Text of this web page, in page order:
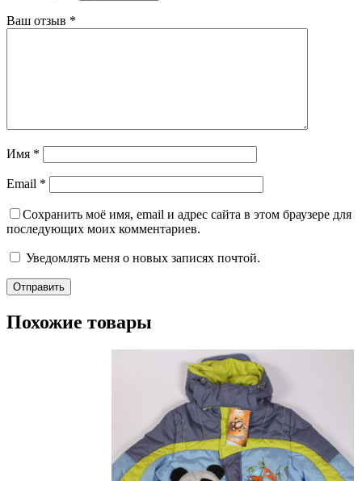
Ваш отзыв *
Имя *
Email *
Сохранить моё имя, email и адрес сайта в этом браузере для
последующих моих комментариев.
Уведомлять меня о новых записях почтой.
Похожие товары